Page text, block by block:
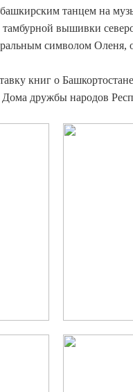
танцем на
вышивки
символом Оленя,
книг о
дружбы народов